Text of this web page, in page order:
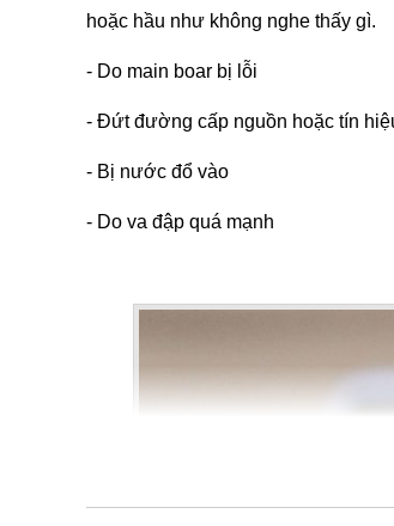
hoặc hầu như không nghe thấy gì.
- Do main boar bị lỗi
- Đứt đường cấp nguồn hoặc tín
- Bị nước đổ vào
- Do va đập quá mạnh